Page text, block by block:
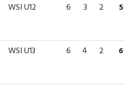
WSI U12 6 3 2 5
WSI U13 6 4 2 6